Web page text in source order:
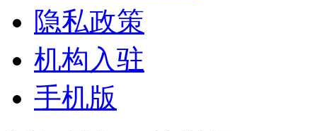
隐私政策
机构入驻
手机版